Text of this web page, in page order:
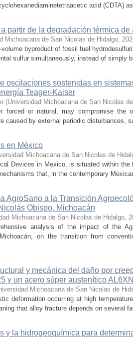
acid (CDTA)
partir de la degradación térmica
Michoacana de San Nicolas de Hidalgo,
volume byproduct of fossil fuel
sulfur simultaneously, instead of simply
oscilaciones sostenidas en
Teager-Kaiser
(Universidad Michoacana de San Nicolas
forced or natural, may compromise the
caused by external periodic disturbances,
en México
Michoacana de San Nicolas de
Devices in Mexico, is situated within
that, in the contemporary
AgroSano a la Transición
Obispo, Michoacán
Michoacana de San Nicolas de Hidalgo,
analysis of the impact of the
on the transition from
y mecánica del daño por
y un acero súper austenítico
Michoacana de San Nicolas de
deformation occurring at high
that alloy fracture depends on several
y la hidrogeoquímica para